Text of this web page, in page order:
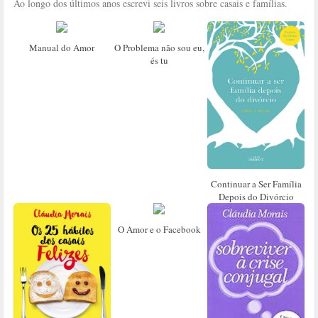
Ao longo dos últimos anos escrevi seis livros sobre casais e famílias.
Manual do Amor
O Problema não sou eu,
és tu
Continuar a Ser Família
Depois do Divórcio
O Amor e o Facebook